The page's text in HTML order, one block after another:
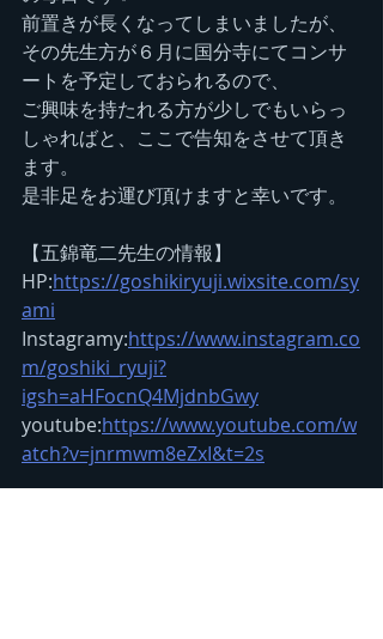
前置きが長くなってしまいましたが、
その先生方が６月に国分寺にてコンサ
ートを予定しておられるので、
ご興味を持たれる方が少しでもいらっ
しゃればと、ここで告知をさせて頂き
ます。
是非足をお運び頂けますと幸いです。
【五錦竜二先生の情報】
HP:https://goshikiryuji.wixsite.com/sy
ami
Instagramy:https://www.instagram.co
m/goshiki_ryuji?
igsh=aHFocnQ4MjdnbGwy
youtube:https://www.youtube.com/w
atch?v=jnrmwm8eZxI&t=2s